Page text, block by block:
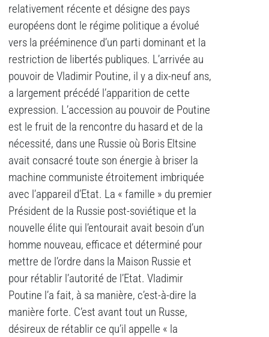
relativement récente et désigne des pays
européens dont le régime politique a évolué
vers la prééminence d’un parti dominant et la
restriction de libertés publiques. L’arrivée au
pouvoir de Vladimir Poutine, il y a dix-neuf ans,
a largement précédé l’apparition de cette
expression. L’accession au pouvoir de Poutine
est le fruit de la rencontre du hasard et de la
nécessité, dans une Russie où Boris Eltsine
avait consacré toute son énergie à briser la
machine communiste étroitement imbriquée
avec l’appareil d’Etat. La « famille » du premier
Président de la Russie post-soviétique et la
nouvelle élite qui l’entourait avait besoin d’un
homme nouveau, efficace et déterminé pour
mettre de l’ordre dans la Maison Russie et
pour rétablir l’autorité de l’Etat. Vladimir
Poutine l’a fait, à sa manière, c’est-à-dire la
manière forte. C’est avant tout un Russe,
désireux de rétablir ce qu’il appelle « la